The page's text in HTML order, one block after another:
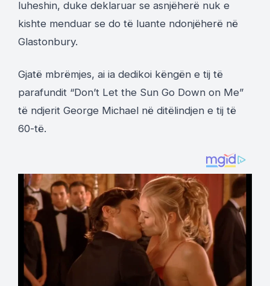
luheshin, duke deklaruar se asnjëherë nuk e
kishte menduar se do të luante ndonjëherë në
Glastonbury.
Gjatë mbrëmjes, ai ia dedikoi këngën e tij të
parafundit “Don’t Let the Sun Go Down on Me”
të ndjerit George Michael në ditëlindjen e tij të
60-të.